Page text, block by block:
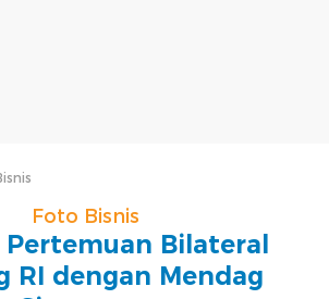
Foto Bisnis
Bilateral
RI dengan Mendag